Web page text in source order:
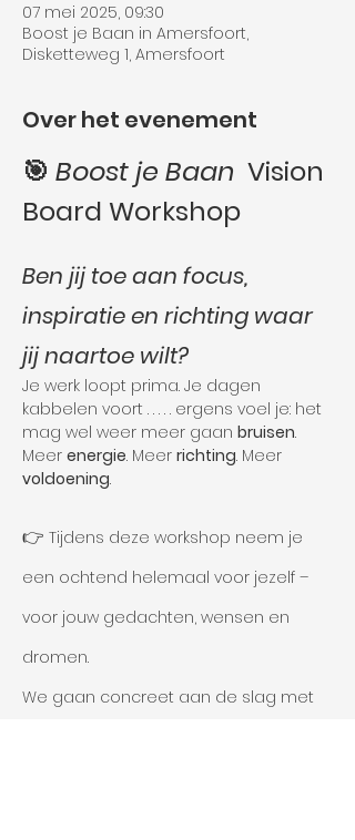
07 mei 2025, 09:30
Boost je Baan in Amersfoort,
Disketteweg 1, Amersfoort
Over het evenement
🎯 Boost je Baan Vision
Board Workshop
Ben jij toe aan focus,
inspiratie en richting waar
jij naartoe wilt?
Je werk loopt prima. Je dagen
kabbelen voort . . . . . ergens voel je: het
mag wel weer meer gaan bruisen.
Meer energie. Meer richting. Meer
voldoening.
👉 Tijdens deze workshop neem je
een ochtend helemaal voor jezelf –
voor jouw gedachten, wensen en
dromen.
We gaan concreet aan de slag met